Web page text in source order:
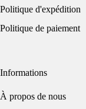
Politique d'expédition
Politique de paiement
Informations
À propos de nous